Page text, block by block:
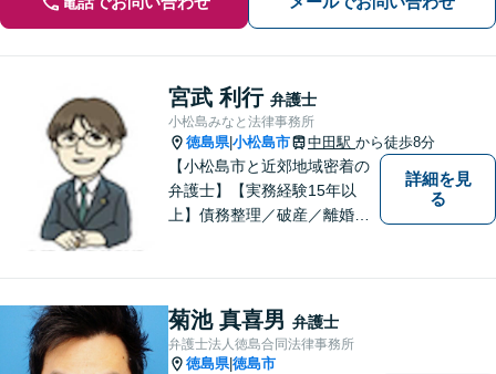
宮武 利行 弁護士
小松島みなと法律事務所
徳島県|小松島市 中田駅 から徒歩8分
【小松島市と近郊地域密着の
弁護士】【実務経験15年以
上】債務整理／破産／離婚／
幅広くご相談を受付中。実務
経験15年以上の弁護士が誠
実、丁寧に対応致します。
詳細を見
る
菊池 真喜男 弁護士
弁護士法人徳島合同法律事務所
徳島県|徳島市